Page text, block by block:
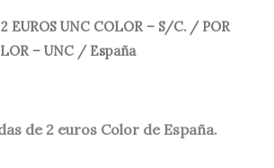
2 EUROS UNC COLOR – S/C. / POR
– UNC / España
de 2 euros Color de España.
Ordenado
por
los